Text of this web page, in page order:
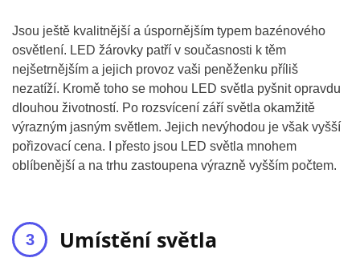
Jsou ještě kvalitnější a úspornějším typem bazénového
osvětlení. LED žárovky patří v současnosti k těm
nejšetrnějším a jejich provoz vaši peněženku příliš
nezatíží. Kromě toho se mohou LED světla pyšnit opravdu
dlouhou životností. Po rozsvícení září světla okamžitě
výrazným jasným světlem. Jejich nevýhodou je však vyšší
pořizovací cena. I přesto jsou LED světla mnohem
oblíbenější a na trhu zastoupena výrazně vyšším počtem.
Umístění světla